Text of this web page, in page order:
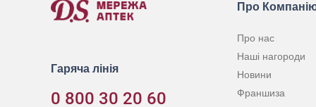
Гаряча лінія
0 800 30 20 60
Про
Про нас
Наші нагороди
Новини
Франшиза